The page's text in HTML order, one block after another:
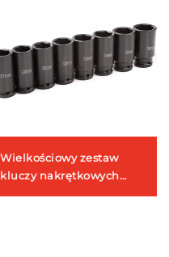
Wielkościowy zestaw
kluczy nakrętkowych
Tooljoy 1/4 cala, model